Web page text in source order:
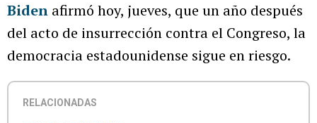
Biden afirmó hoy, jueves, que un año después
del acto de insurrección contra el Congreso, la
democracia estadounidense sigue en riesgo.
RELACIONADAS